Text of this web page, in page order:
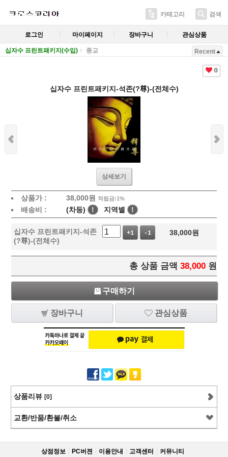
카테고리 검색
로그인 마이페이지 장바구니 관심상품
십자수 프린트패키지(수입) 종교 Recent
0
십자수 프린트패키지-석존(?尊)-(전체수)
상세보기
상품가 : 38,000원 적립금:1%
배송비 : (차등) ! 지역별 !
십자수 프린트패키지-석존
(?尊)-(전체수)
+1 -1 38,000원
총 상품 금액 38,000 원
구매하기
장바구니 관심상품
상품리뷰 [0]
교환/반품/환불/취소
상점정보 PC버젼 이용안내 고객센터 커뮤니티